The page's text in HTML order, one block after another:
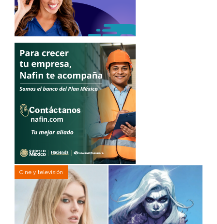
Cine y televisión